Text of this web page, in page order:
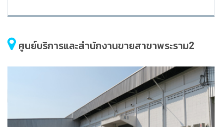
ศูนย์บริการและสำนักงานขายสาขาพระราม2